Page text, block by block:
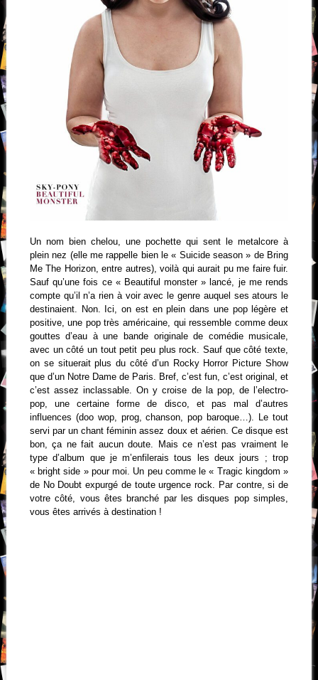
Un nom bien chelou, une pochette qui sent le metalcore à
plein nez (elle me rappelle bien le « Suicide season » de Bring
Me The Horizon, entre autres), voilà qui aurait pu me faire fuir.
Sauf qu’une fois ce « Beautiful monster » lancé, je me rends
compte qu’il n’a rien à voir avec le genre auquel ses atours le
destinaient. Non. Ici, on est en plein dans une pop légère et
positive, une pop très américaine, qui ressemble comme deux
gouttes d’eau à une bande originale de comédie musicale,
avec un côté un tout petit peu plus rock. Sauf que côté texte,
on se situerait plus du côté d’un Rocky Horror Picture Show
que d’un Notre Dame de Paris. Bref, c’est fun, c’est original, et
c’est assez inclassable. On y croise de la pop, de l’electro-
pop, une certaine forme de disco, et pas mal d’autres
influences (doo wop, prog, chanson, pop baroque…). Le tout
servi par un chant féminin assez doux et aérien. Ce disque est
bon, ça ne fait aucun doute. Mais ce n’est pas vraiment le
type d’album que je m’enfilerais tous les deux jours ; trop
« bright side » pour moi. Un peu comme le « Tragic kingdom »
de No Doubt expurgé de toute urgence rock. Par contre, si de
votre côté, vous êtes branché par les disques pop simples,
vous êtes arrivés à destination !